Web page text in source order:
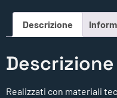
Descrizione
Descrizione
Realizzati con materiali